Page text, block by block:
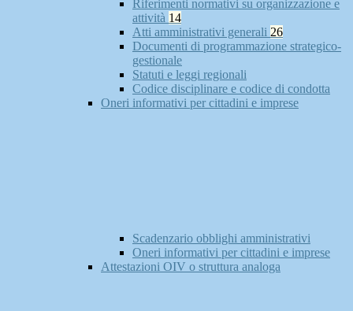
Riferimenti normativi su organizzazione e
attività 14
Atti amministrativi generali 26
Documenti di programmazione strategico-
gestionale
Statuti e leggi regionali
Codice disciplinare e codice di condotta
Oneri informativi per cittadini e imprese
Scadenzario obblighi amministrativi
Oneri informativi per cittadini e imprese
Attestazioni OIV o struttura analoga